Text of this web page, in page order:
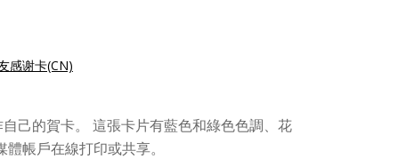
感谢卡(CN)
己的賀卡。 這張卡片有藍色和綠色色調、花
帳戶在線打印或共享。